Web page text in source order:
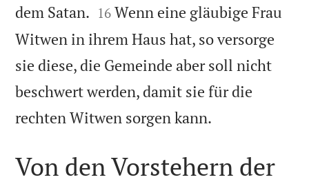
dem Satan. 

16 Wenn eine gläubige Frau
Witwen in ihrem Haus hat, so versorge
sie diese, die Gemeinde aber soll nicht
beschwert werden, damit sie für die
rechten Witwen sorgen kann.
Von den Vorstehern der